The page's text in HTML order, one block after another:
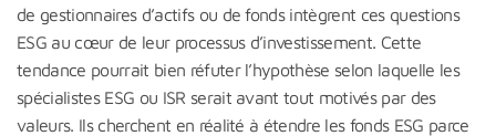
de gestionnaires d’actifs ou de fonds intègrent ces questions
ESG au cœur de leur processus d’investissement. Cette
tendance pourrait bien réfuter l’hypothèse selon laquelle les
spécialistes ESG ou ISR serait avant tout motivés par des
valeurs. Ils cherchent en réalité à étendre les fonds ESG parce